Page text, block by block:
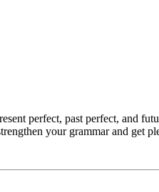
perfect, past perfect, and
your grammar and get